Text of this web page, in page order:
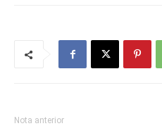
Nota anterior